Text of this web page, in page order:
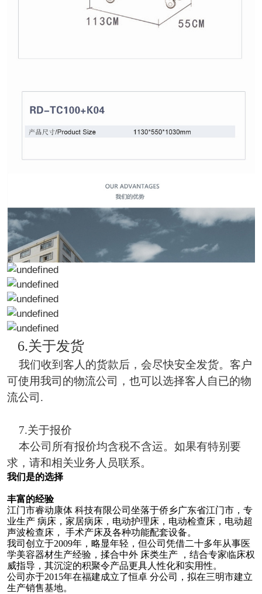
6.关于发货
我们收到客人的货款后，会尽快安全发货。客户
可使用我司的物流公司，也可以选择客人自已的物
流公司.
7.关于报价
本公司所有报价均含税不含运。如果有特别要
求，请和相关业务人员联系。
我们是的选择
丰富的经验
江门市睿动康体 科技有限公司坐落于侨乡广东省江门市，专
业生产 病床，家居病床，电动护理床，电动检查床，电动超
声波检查床， 手术产床及各种功能配套设备。
我司创立于2009年，略显年轻，但公司凭借二十多年从事医
学美容器材生产经验，揉合中外 床类生产 ，结合专家临床权
威指导，其沉淀的积聚令产品更具人性化和实用性。
公司亦于2015年在福建成立了恒卓 分公司，拟在三明市建立
生产销售基地。